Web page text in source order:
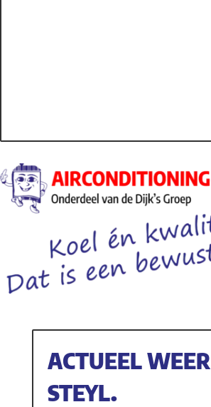
ACTUEEL WEER
STEYL.